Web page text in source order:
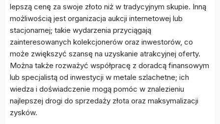
lepszą cenę za swoje złoto niż w tradycyjnym skupie. Inną
możliwością jest organizacja aukcji internetowej lub
stacjonarnej; takie wydarzenia przyciągają
zainteresowanych kolekcjonerów oraz inwestorów, co
może zwiększyć szansę na uzyskanie atrakcyjnej oferty.
Można także rozważyć współpracę z doradcą finansowym
lub specjalistą od inwestycji w metale szlachetne; ich
wiedza i doświadczenie mogą pomóc w znalezieniu
najlepszej drogi do sprzedaży złota oraz maksymalizacji
zysków.